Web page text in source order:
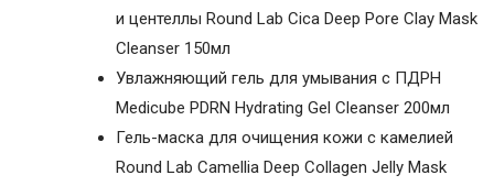
и центеллы Round Lab Cica Deep Pore Clay Mask
Cleanser 150мл
Увлажняющий гель для умывания с ПДРН
Medicube PDRN Hydrating Gel Cleanser 200мл
Гель-маска для очищения кожи c камелией
Round Lab Camellia Deep Collagen Jelly Mask